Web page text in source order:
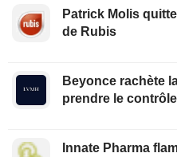
Patrick Molis
de Rubis
Beyonce rachète
prendre le
Innate Pharma